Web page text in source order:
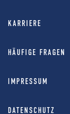
KARRIERE
HÄUFIGE FRAGEN
IMPRESSUM
DATENSCHUTZ